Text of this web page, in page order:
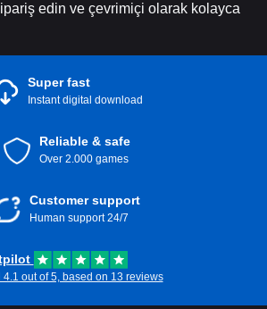
edin ve çevrimiçi olarak kolayca
Super fast
Instant digital download
Reliable & safe
Over 2.000 games
Customer support
Human support 24/7
4.1 out of 5, based on 13 reviews